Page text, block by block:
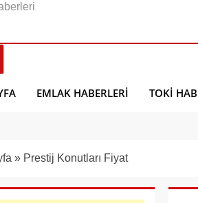
EMLAK HABERLERI TOKI
» Prestij Konutları Fiyat